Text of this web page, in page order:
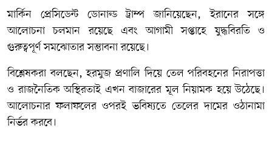
মার্কিন প্রেসিডেন্ট ডোনাল্ড ট্রাম্প জানিয়েছেন, ইরানের সঙ্গে
আলোচনা চলমান রয়েছে এবং আগামী সপ্তাহে যুদ্ধবিরতি ও
গুরুত্বপূর্ণ সমঝোতার সম্ভাবনা রয়েছে।
বিশ্লেষকরা বলছেন, হরমুজ প্রণালি দিয়ে তেল পরিবহনের নিরাপত্তা
ও রাজনৈতিক অস্থিরতাই এখন বাজারের মূল নিয়ামক হয়ে উঠেছে।
আলোচনার ফলাফলের ওপরই ভবিষ্যতে তেলের দামের ওঠানামা
নির্ভর করবে।